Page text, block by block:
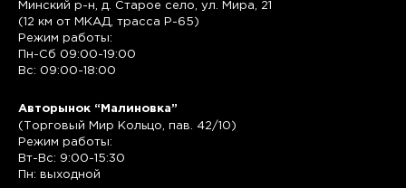
Минский р-н, д. Старое село, ул. Мира, 21
(12 км от МКАД, трасса P-65)
Режим работы:
Пн-Сб 09:00-19:00
Вс: 09:00-18:00
Авторынок “Малиновка”
(Торговый Мир Кольцо, пав. 42/10)
Режим работы:
Вт-Вс: 9:00-15:30
Пн: выходной